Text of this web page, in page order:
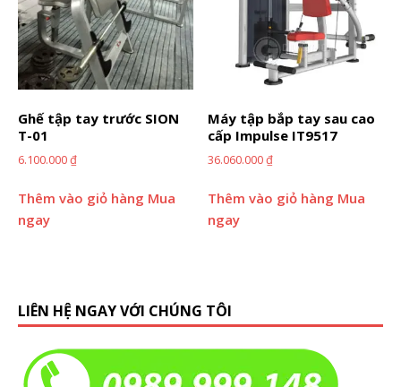
Ghế tập tay trước SION
T-01
6.100.000₫
Thêm vào giỏ hàng Mua
ngay
Máy tập bắp tay sau cao
cấp Impulse IT9517
36.060.000₫
Thêm vào giỏ hàng Mua
ngay
LIÊN HỆ NGAY VỚI CHÚNG TÔI